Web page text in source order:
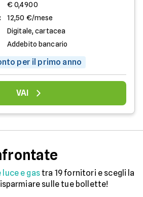
€ 0,4900
12,50 €/mese
Digitale, cartacea
Addebito bancario
per il primo anno
VAI
e gastra 19 fornitori e scegli la
sulle tue bollette!